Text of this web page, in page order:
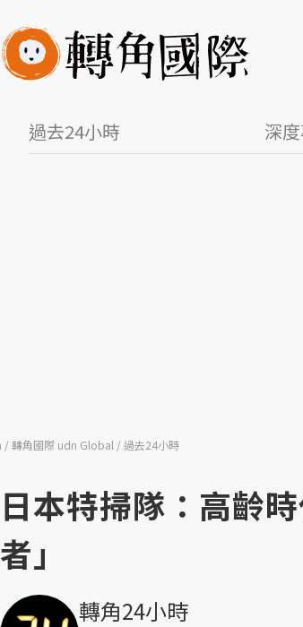
過去24小時 深
轉角國際 udn Global 過去24小時
日本特掃隊：高齡
者」
轉角24小時